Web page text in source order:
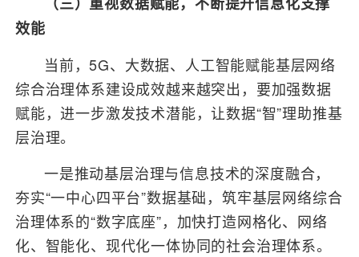
效能
当前，5G、大数据、人工智能赋能基层网络
综合治理体系建设成效越来越突出，要加强数据
赋能，进一步激发技术潜能，让数据“智”理助推基
层治理。
一是推动基层治理与信息技术的深度融合，
夯实“一中心四平台”数据基础，筑牢基层网络综合
治理体系的“数字底座”，加快打造网格化、网络
化、智能化、现代化一体协同的社会治理体系。